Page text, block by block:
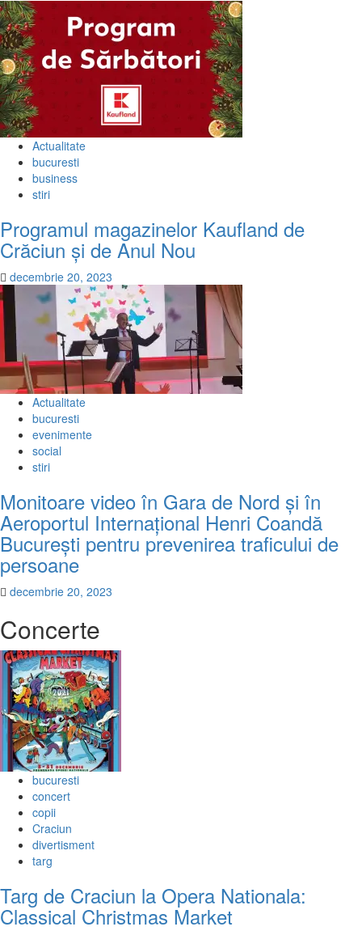
Actualitate
bucuresti
business
stiri
Programul magazinelor Kaufland de
Crăciun și de Anul Nou
decembrie 20, 2023
Actualitate
bucuresti
evenimente
social
stiri
Monitoare video în Gara de Nord și în
Aeroportul Internațional Henri Coandă
București pentru prevenirea traficului de
persoane
decembrie 20, 2023
Concerte
bucuresti
concert
copii
Craciun
divertisment
targ
Targ de Craciun la Opera Nationala:
Classical Christmas Market